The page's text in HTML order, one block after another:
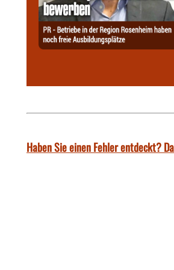
Haben Sie einen Fehler entdeckt?